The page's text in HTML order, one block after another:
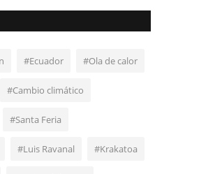
#Ecuador #Ola de calor
#Cambio climático
#Santa Feria
#Luis Ravanal #Krakatoa